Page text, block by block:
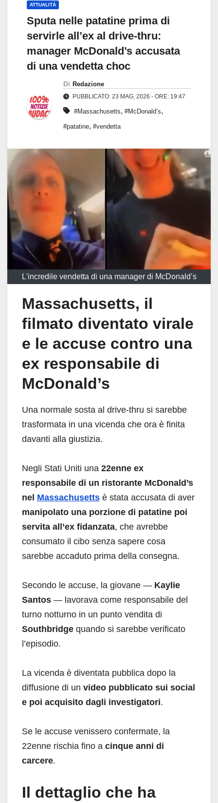
ATTUALITÀ
Sputa nelle patatine prima di
servirle all’ex al drive-thru:
manager McDonald’s accusata
di una vendetta choc
Di Redazione
PUBBLICATO: 23 MAG, 2026 - ORE: 19:47
#Massachusetts, #McDonald’s,
#patatine, #vendetta
L'incredile vendetta di una manager di McDonald’s
Massachusetts, il
filmato diventato virale
e le accuse contro una
ex responsabile di
McDonald’s
Una normale sosta al drive-thru si sarebbe
trasformata in una vicenda che ora è finita
davanti alla giustizia.
Negli Stati Uniti una 22enne ex
responsabile di un ristorante McDonald’s
nel Massachusetts è stata accusata di aver
manipolato una porzione di patatine poi
servita all’ex fidanzata, che avrebbe
consumato il cibo senza sapere cosa
sarebbe accaduto prima della consegna.
Secondo le accuse, la giovane — Kaylie
Santos — lavorava come responsabile del
turno notturno in un punto vendita di
Southbridge quando si sarebbe verificato
l’episodio.
La vicenda è diventata pubblica dopo la
diffusione di un video pubblicato sui social
e poi acquisito dagli investigatori.
Se le accuse venissero confermate, la
22enne rischia fino a cinque anni di
carcere.
Il dettaglio che ha